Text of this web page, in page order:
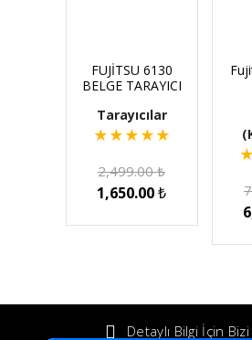
FUJİTSU 6130
BELGE TARAYICI
Tarayıcılar
★ ★ ★ ★ ★
2,499.00₺
1,650.00₺
★
Detaylı Bilgi İçin Bizi